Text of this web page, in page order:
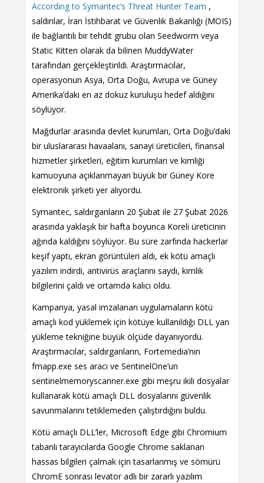
According to Symantec’s Threat Hunter Team ,
saldırılar, İran İstihbarat ve Güvenlik Bakanlığı (MOIS)
ile bağlantılı bir tehdit grubu olan Seedworm veya
Static Kitten olarak da bilinen MuddyWater
tarafından gerçekleştirildi. Araştırmacılar,
operasyonun Asya, Orta Doğu, Avrupa ve Güney
Amerika’daki en az dokuz kuruluşu hedef aldığını
söylüyor.
Mağdurlar arasında devlet kurumları, Orta Doğu’daki
bir uluslararası havaalanı, sanayi üreticileri, finansal
hizmetler şirketleri, eğitim kurumları ve kimliği
kamuoyuna açıklanmayan büyük bir Güney Kore
elektronik şirketi yer alıyordu.
Symantec, saldırganların 20 Şubat ile 27 Şubat 2026
arasında yaklaşık bir hafta boyunca Koreli üreticinin
ağında kaldığını söylüyor. Bu süre zarfında hackerlar
keşif yaptı, ekran görüntüleri aldı, ek kötü amaçlı
yazılım indirdi, antivirüs araçlarını saydı, kimlik
bilgilerini çaldı ve ortamda kalıcı oldu.
Kampanya, yasal imzalanan uygulamaların kötü
amaçlı kod yüklemek için kötüye kullanıldığı DLL yan
yükleme tekniğine büyük ölçüde dayanıyordu.
Araştırmacılar, saldırganların, Fortemedia’nın
fmapp.exe ses aracı ve SentinelOne’un
sentinelmemoryscanner.exe gibi meşru ikili dosyalar
kullanarak kötü amaçlı DLL dosyalarını güvenlik
savunmalarını tetiklemeden çalıştırdığını buldu.
Kötü amaçlı DLL’ler, Microsoft Edge gibi Chromium
tabanlı tarayıcılarda Google Chrome saklanan
hassas bilgileri çalmak için tasarlanmış ve sömürü
ChromE sonrası levator adlı bir zararlı yazılım